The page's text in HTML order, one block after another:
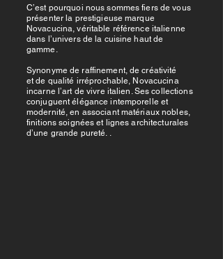
C’est pourquoi nous sommes fiers de vous
présenter la prestigieuse marque
Novacucina, véritable référence italienne
dans l’univers de la cuisine haut de
gamme.
Synonyme de raffinement, de créativité
et de qualité irréprochable, Novacucina
incarne l’art de vivre italien. Ses collections
conjuguent élégance intemporelle et
modernité, en associant matériaux nobles,
finitions soignées et lignes architecturales
d’une grande pureté. .